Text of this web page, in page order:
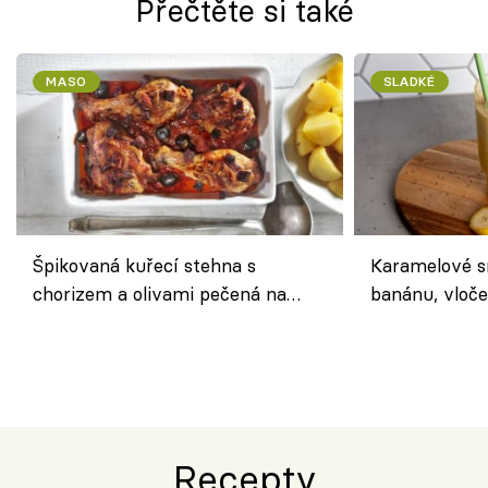
Přečtěte si také
MASO
Špikovaná kuřecí stehna s
chorizem a olivami pečená na
SLADKÉ
Karamelové
banánu,